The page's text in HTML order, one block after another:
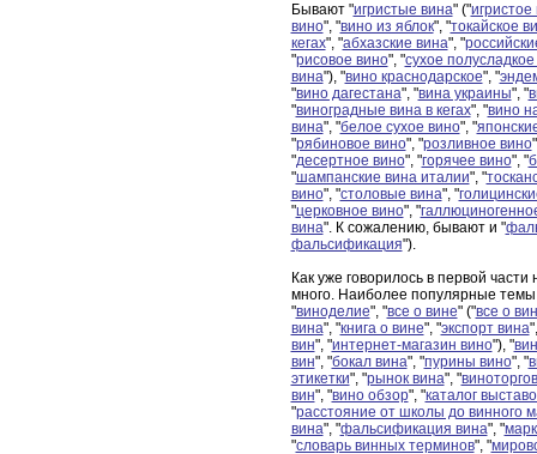
Бывают "игристые вина" ("игристое
вино", "вино из яблок", "токайское
кегах", "абхазские вина", "
"рисовое вино", "сухое
вина"), "вино краснодарское", "
"вино дагестана", "вина украины", "
"виноградные вина в кегах", "вино
вина", "белое сухое вино", "
"рябиновое вино", "розливное вино
"десертное вино", "горячее вино", "
"шампанские вина италии", "
вино", "столовые вина", "
"церковное вино", "
вина". К сожалению, бывают и "
фальсификация").
Как уже говорилось в первой
много. Наиболее популярные
"виноделие", "все о вине" ("все о
вина", "книга о вине", "экспорт вина
вин", "интернет-магазин вино"), "
вин", "бокал вина", "пурины вино", "
этикетки", "рынок вина", "
вин", "вино обзор", "каталог
"расстояние от школы до винного
вина", "фальсификация вина", "
"словарь винных терминов", "